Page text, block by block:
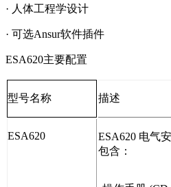
· 人体工程学设计
· 可选Ansur软件插件
ESA620主要配置
型号名称 描述
ESA620
ESA620 电气
包含：